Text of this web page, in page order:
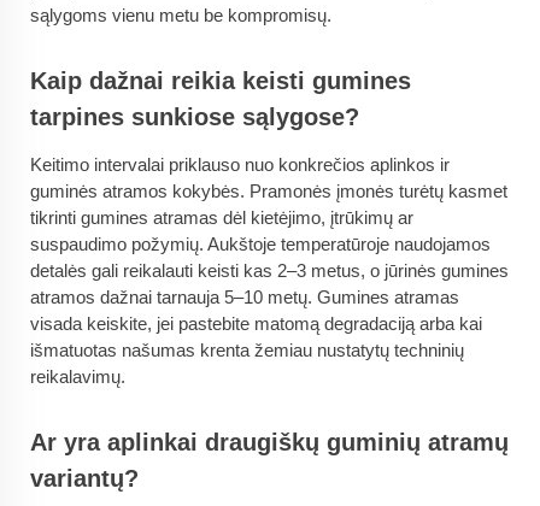
sąlygoms vienu metu be kompromisų.
Kaip dažnai reikia keisti gumines
tarpines sunkiose sąlygose?
Keitimo intervalai priklauso nuo konkrečios aplinkos ir
guminės atramos kokybės. Pramonės įmonės turėtų kasmet
tikrinti gumines atramas dėl kietėjimo, įtrūkimų ar
suspaudimo požymių. Aukštoje temperatūroje naudojamos
detalės gali reikalauti keisti kas 2–3 metus, o jūrinės gumines
atramos dažnai tarnauja 5–10 metų. Gumines atramas
visada keiskite, jei pastebite matomą degradaciją arba kai
išmatuotas našumas krenta žemiau nustatytų techninių
reikalavimų.
Ar yra aplinkai draugiškų guminių atramų
variantų?